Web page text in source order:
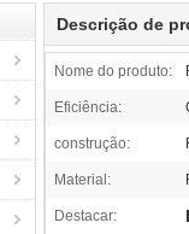
Descrição de
Nome do produto:
Eficiência:
construção:
Material:
Destacar: